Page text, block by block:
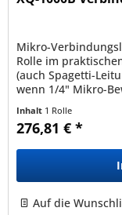
Mikro-
Rolle im
(auch Spagetti-
wenn 1/4" Mikro-
Inhalt 1 Rolle
276,81 € *
Auf die